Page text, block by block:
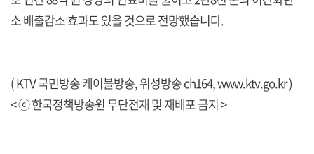
소 배출감소 효과도 있을 것으로 전망했습니다.
( KTV 국민방송 케이블방송, 위성방송 ch164,www.ktv.go.kr)
< ⓒ 한국정책방송원 무단전재 및 재배포 금지 >